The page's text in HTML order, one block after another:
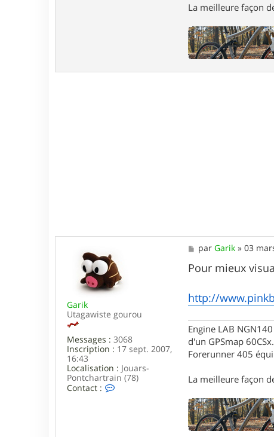
La meilleure façon
Garik
Utagawiste gourou
Messages : 3068
Inscription : 17 sept. 2007,
16:43
Localisation : Jouars-
Pontchartrain (78)
Contact :
M
e
s
s
g
e
parGarik »03
Pour mieux
http://
Engine LAB
d'un GPSmap 60CSx.
Forerunner 405
La meilleure façon